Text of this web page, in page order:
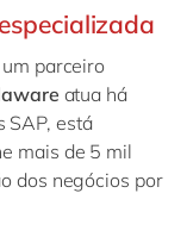
parceiro
atua há
SAP, está
mais de 5 mil
dos negócios por